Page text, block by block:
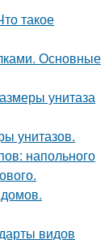
такое
Основные
унитаза
унитазов.
напольного
видов